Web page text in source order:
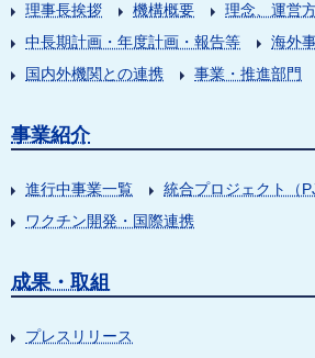
理事長挨拶 機構概要
理念、運営
中長期計画・年度計画・報告等
海外
国内外機関との連携
事業・推進部門
事業紹介
進行中事業一覧
統合プロジェクト（PJ
ワクチン開発・国際連携
成果・取組
プレスリリース